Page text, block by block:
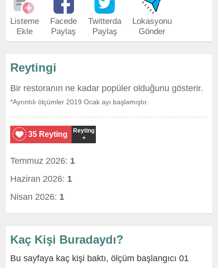
Listeme
Ekle
Facede
Paylaş
Twitterda
Paylaş
Lokasyonu
Gönder
Reytingi
Bir restoranın ne kadar popüler olduğunu gösterir.
*Ayrıntılı ölçümler 2019 Ocak ayı başlamıştır.
35 Reyting
Reyting
+
Temmuz 2026: 1
Haziran 2026: 1
Nisan 2026: 1
Kaç Kişi Buradaydı?
Bu sayfaya kaç kişi baktı, ölçüm başlangıcı 01